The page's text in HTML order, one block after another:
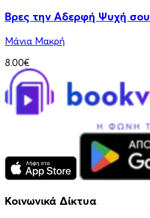
Βρες την Αδερφή Ψυχή σου
Μάνια Μακρή
8.00€
Κοινωνικά Δίκτυα